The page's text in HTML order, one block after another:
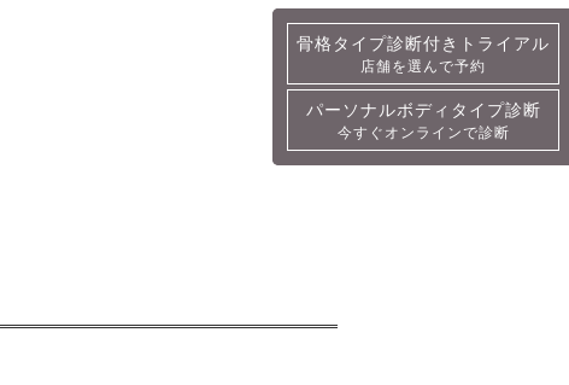
骨格タイプ診断付きトライアル
詳細・予約
パーソナルボディタイプ診断
今すぐオンラインで診断
骨格タイプ診断付きトライアル
店舗を選んで予約
パーソナルボディタイプ診断
今すぐオンラインで診断